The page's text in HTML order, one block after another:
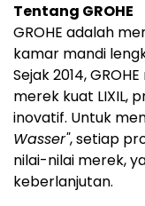
Tentang GROHE
GROHE adalah
kamar mandi
Sejak 2014,
merek kuat LIXIL,
inovatif. Untuk
Wasser", setiap
nilai-nilai merek,
keberlanjutan.